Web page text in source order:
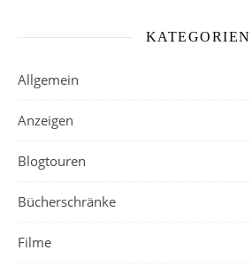
KATEGORIEN
Allgemein
Anzeigen
Blogtouren
Bücherschränke
Filme